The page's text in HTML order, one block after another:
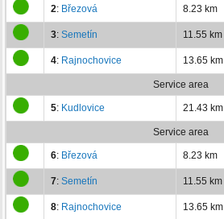
2: Březová 8.23 km
3: Semetín 11.55 km
4: Rajnochovice 13.65 km
Service area
5: Kudlovice 21.43 km
Service area
6: Březová 8.23 km
7: Semetín 11.55 km
8: Rajnochovice 13.65 km